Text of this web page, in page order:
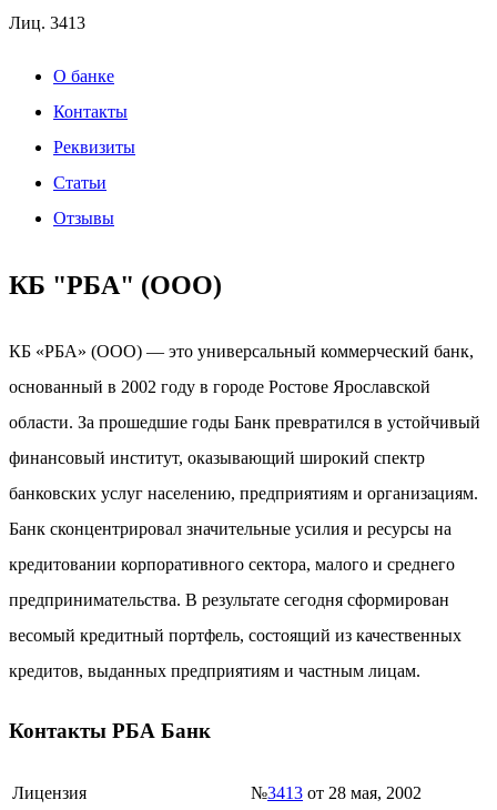
Лиц. 3413
О банке
Контакты
Реквизиты
Статьи
Отзывы
КБ "РБА" (ООО)
КБ «РБА» (ООО) — это универсальный коммерческий банк,
основанный в 2002 году в городе Ростове Ярославской
области. За прошедшие годы Банк превратился в устойчивый
финансовый институт, оказывающий широкий спектр
банковских услуг населению, предприятиям и организациям.
Банк сконцентрировал значительные усилия и ресурсы на
кредитовании корпоративного сектора, малого и среднего
предпринимательства. В результате сегодня сформирован
весомый кредитный портфель, состоящий из качественных
кредитов, выданных предприятиям и частным лицам.
Контакты РБА Банк
Лицензия №3413 от 28 мая, 2002